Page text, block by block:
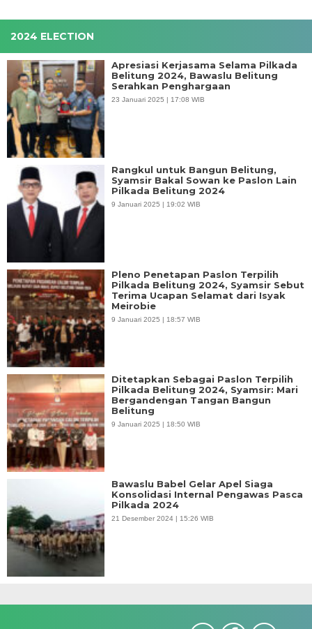
2024 ELECTION
Apresiasi Kerjasama Selama Pilkada
Belitung 2024, Bawaslu Belitung
Serahkan Penghargaan
23 Januari 2025 | 17:08 WIB
Rangkul untuk Bangun Belitung,
Syamsir Bakal Sowan ke Paslon Lain
Pilkada Belitung 2024
9 Januari 2025 | 19:02 WIB
Pleno Penetapan Paslon Terpilih
Pilkada Belitung 2024, Syamsir Sebut
Terima Ucapan Selamat dari Isyak
Meirobie
9 Januari 2025 | 18:57 WIB
Ditetapkan Sebagai Paslon Terpilih
Pilkada Belitung 2024, Syamsir: Mari
Bergandengan Tangan Bangun
Belitung
9 Januari 2025 | 18:50 WIB
Bawaslu Babel Gelar Apel Siaga
Konsolidasi Internal Pengawas Pasca
Pilkada 2024
21 Desember 2024 | 15:26 WIB